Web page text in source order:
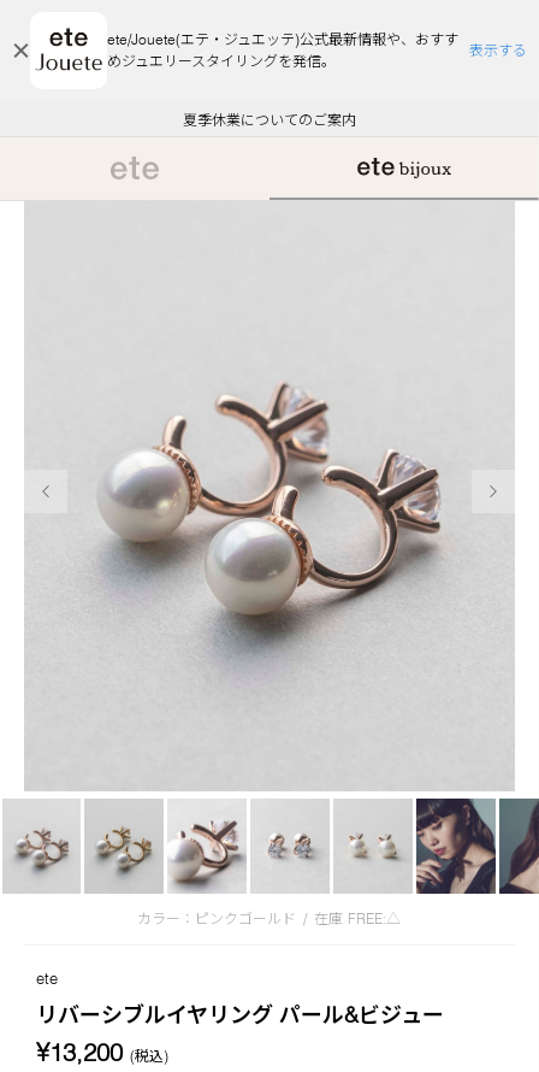
ete/Jouete(エテ・ジュエッテ)公式最新情報や、おすす
めジュエリースタイリングを発信。
表示する
エコラッピング及びエコポイント付与のご案内
ご注文いただいたお品物のお届け状況について
夏季休業についてのご案内
WEB Limited Items >>
採用のご案内
悪質な偽サイトにご注意ください
エコラッピング及びエコポイント付与のご案内
ご注文いただいたお品物のお届け状況について
カラー：ピンクゴールド / 在庫 FREE:△
ete
リバーシブルイヤリング パール&ビジュー
¥13,200 (税込)